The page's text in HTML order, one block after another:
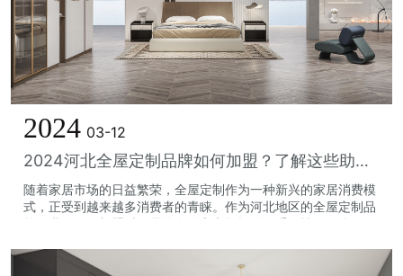
2024 03-12
2024河北全屋定制品牌如何加盟？了解这些助你成功创业
随着家居市场的日益繁荣，全屋定制作为一种新兴的家居消费模
式，正受到越来越多消费者的青睐。作为河北地区的全屋定制品
牌，我们深知加盟对于品牌发展和市场拓展的重要性。那么，如